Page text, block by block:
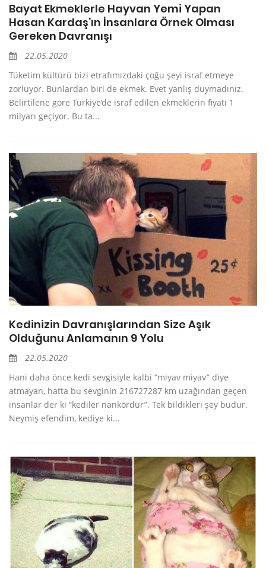
Bayat Ekmeklerle Hayvan Yemi Yapan
Hasan Kardaş’ın İnsanlara Örnek Olması
Gereken Davranışı
22.05.2020
Tüketim kültürü bizi etrafımızdaki çoğu şeyi israf etmeye
zorluyor. Bunlardan biri de ekmek. Evet yanlış duymadınız.
Belirtilene göre Türkiye’de israf edilen ekmeklerin fiyatı 1
milyarı geçiyor. Bu ta...
Kedinizin Davranışlarından Size Aşık
Olduğunu Anlamanın 9 Yolu
22.05.2020
Hani daha önce kedi sevgisiyle kalbi “miyav miyav” diye
atmayan, hatta bu sevginin 216727287 km uzağından geçen
insanlar der ki “kediler nankördür”. Tek bildikleri şey budur.
Neymiş efendim, kediye ki...